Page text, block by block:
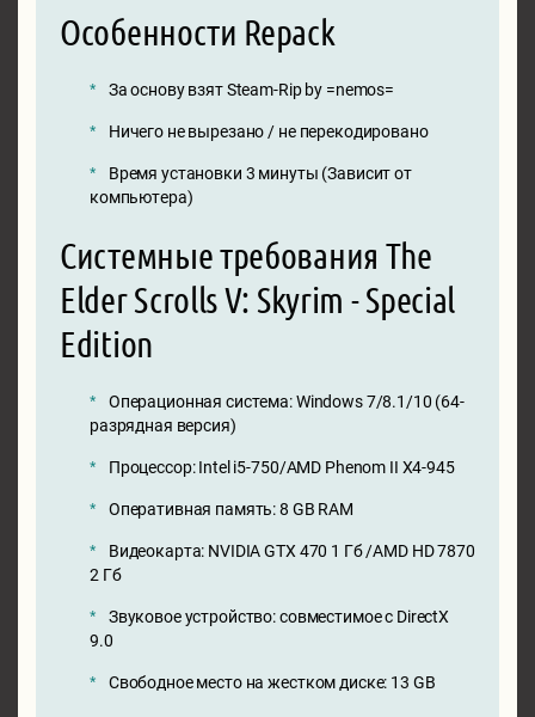
Особенности Repack
За основу взят Steam-Rip by =nemos=
Ничего не вырезано / не перекодировано
Время установки 3 минуты (Зависит от
компьютера)
Системные требования The
Elder Scrolls V: Skyrim - Special
Edition
Операционная система: Windows 7/8.1/10 (64-
разрядная версия)
Процессор: Intel i5-750/AMD Phenom II X4-945
Оперативная память: 8 GB RAM
Видеокарта: NVIDIA GTX 470 1 Гб /AMD HD 7870
2 Гб
Звуковое устройство: совместимое с DirectX
9.0
Свободное место на жестком диске: 13 GB